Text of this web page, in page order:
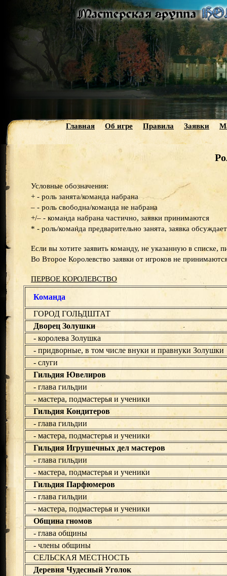
Главная Об игре Правила Заявки
Условные обозначения:
+ - роль занята/команда набрана
– - роль свободна/команда не набрана
+/– - команда набрана частично, заявки принимаются
* - роль/команда предварительно занята, заявка
Если вы хотите заявить команду, не указанную в
Во Второе Королевство заявки от игроков не
ПЕРВОЕ КОРОЛЕВСТВО
Команда
ГОРОД ГОЛЬДШТАТ
Дворец Золушки
- королева Золушка
- придворные, в том числе внуки и правнуки Золушки
- слуги
Гильдия Ювелиров
- глава гильдии
- мастера, подмастерья и ученики
Гильдия Кондитеров
- глава гильдии
- мастера, подмастерья и ученики
Гильдия Игрушечных дел мастеров
- глава гильдии
- мастера, подмастерья и ученики
Гильдия Парфюмеров
- глава гильдии
- мастера, подмастерья и ученики
Община гномов
- глава общины
- члены общины
СЕЛЬСКАЯ МЕСТНОСТЬ
Деревня Чудесный Уголок